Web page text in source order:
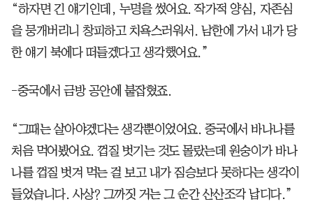
“하자면 긴 얘기인데, 누명을 썼어요. 작가적 양심, 자존심
을 뭉개버리니 창피하고 치욕스러워서. 남한에 가서 내가 당
한 얘기 북에다 떠들겠다고 생각했어요.”
-중국에서 금방 공안에 붙잡혔죠.
“그때는 살아야겠다는 생각뿐이었어요. 중국에서 바나나를
처음 먹어봤어요. 껍질 벗기는 것도 몰랐는데 원숭이가 바나
나를 껍질 벗겨 먹는 걸 보고 내가 짐승보다 못하다는 생각이
들었습니다. 사상? 그까짓 거는 그 순간 산산조각 납디다.”